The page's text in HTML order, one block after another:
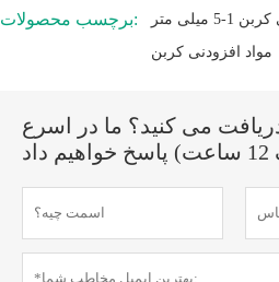
برچسب محصولات: 5 میلی متر
مواد افزودنی کربن
می کنید؟ ما در اسرع